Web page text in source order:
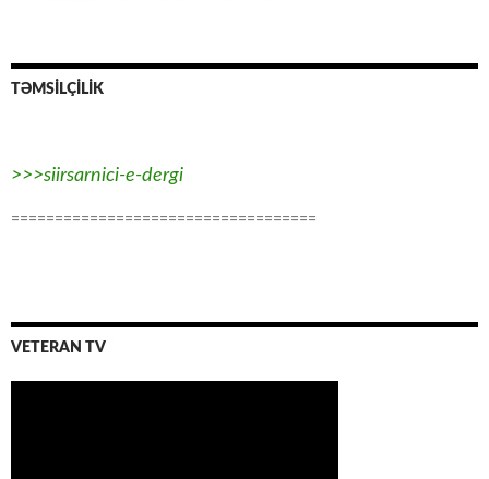
TƏMSİLÇİLİK
>>>siirsarnici-e-dergi
===================================
VETERAN TV